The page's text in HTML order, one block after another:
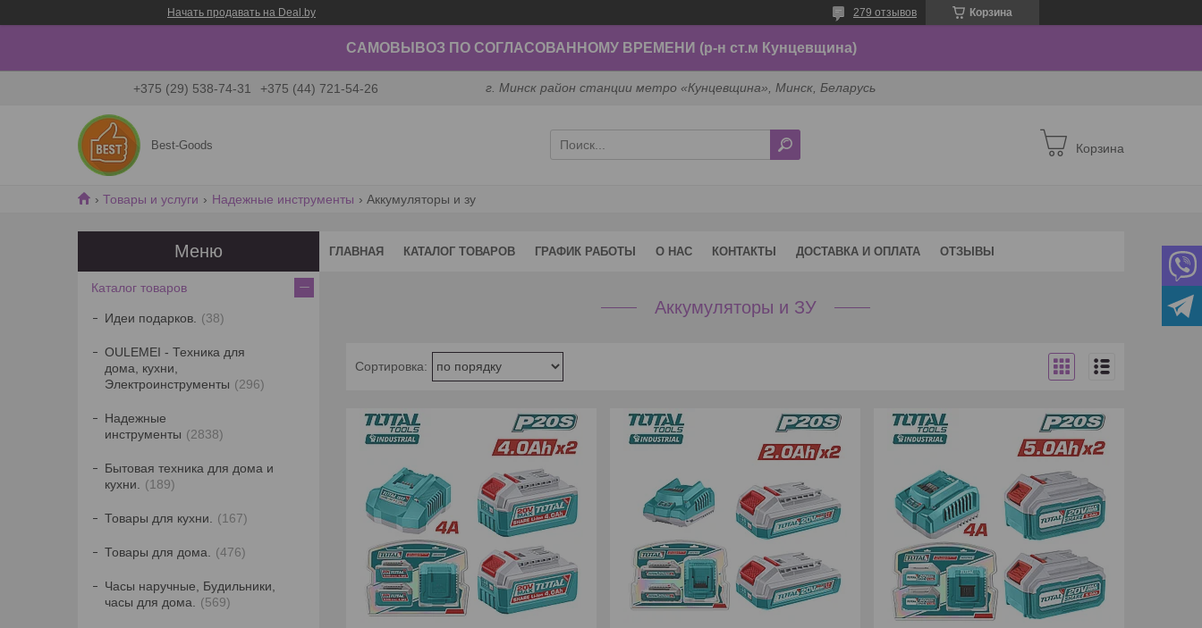
Начать продавать на Deal.by Корзина
279 отзывов
САМОВЫВОЗ ПО СОГЛАСОВАННОМУ ВРЕМЕНИ (р-н ст.м Кунцевщина)
+375 (29) 538-74-31 +375 (44) 721-54-26 г. Минск район станции метро «Кунцевщина», Минск, Беларусь
Best-Goods Корзина
Товары и услуги Надежные инструменты Аккумуляторы и зу
ГЛАВНАЯ КАТАЛОГ ТОВАРОВ ГРАФИК РАБОТЫ О НАС КОНТАКТЫ ДОСТАВКА И ОПЛАТА ОТЗЫВЫ
Аккумуляторы и ЗУ
Каталог товаров
Идеи подарков. 38
OULEMEI - Техника для
дома, кухни,
Электроинструменты
296
Надежные
инструменты
2838
Бытовая техника для дома и
кухни.
189
Товары для кухни. 167
Товары для дома. 476
Часы наручные, Будильники,
часы для дома.
569